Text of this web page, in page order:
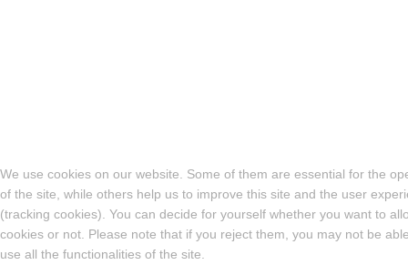
We use cookies on our website. Some of them are essential for the
of the site, while others help us to improve this site and the user
(tracking cookies). You can decide for yourself whether you want to
cookies or not. Please note that if you reject them, you may not be
use all the functionalities of the site.